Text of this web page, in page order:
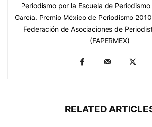
Periodismo por la Escuela de
García. Premio México de Periodismo
Federación de Asociaciones de
(FAPERMEX)
RELATED